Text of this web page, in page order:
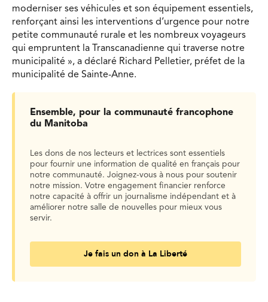
moderniser ses véhicules et son équipement essentiels,
renforçant ainsi les interventions d’urgence pour notre
petite communauté rurale et les nombreux voyageurs
qui empruntent la Transcanadienne qui traverse notre
municipalité », a déclaré Richard Pelletier, préfet de la
municipalité de Sainte-Anne.
Ensemble, pour la communauté francophone
du Manitoba
Les dons de nos lecteurs et lectrices sont essentiels
pour fournir une information de qualité en français pour
notre communauté. Joignez-vous à nous pour soutenir
notre mission. Votre engagement financier renforce
notre capacité à offrir un journalisme indépendant et à
améliorer notre salle de nouvelles pour mieux vous
servir.
Je fais un don à La Liberté